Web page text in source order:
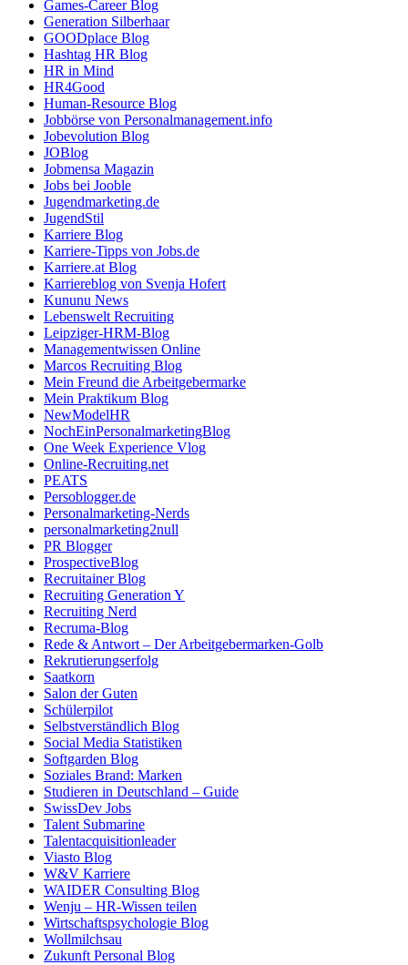
Games-Career Blog
Generation Silberhaar
GOODplace Blog
Hashtag HR Blog
HR in Mind
HR4Good
Human-Resource Blog
Jobbörse von Personalmanagement.info
Jobevolution Blog
JOBlog
Jobmensa Magazin
Jobs bei Jooble
Jugendmarketing.de
JugendStil
Karriere Blog
Karriere-Tipps von Jobs.de
Karriere.at Blog
Karriereblog von Svenja Hofert
Kununu News
Lebenswelt Recruiting
Leipziger-HRM-Blog
Managementwissen Online
Marcos Recruiting Blog
Mein Freund die Arbeitgebermarke
Mein Praktikum Blog
NewModelHR
NochEinPersonalmarketingBlog
One Week Experience Vlog
Online-Recruiting.net
PEATS
Persoblogger.de
Personalmarketing-Nerds
personalmarketing2null
PR Blogger
ProspectiveBlog
Recruitainer Blog
Recruiting Generation Y
Recruiting Nerd
Recruma-Blog
Rede & Antwort – Der Arbeitgebermarken-Golb
Rekrutierungserfolg
Saatkorn
Salon der Guten
Schülerpilot
Selbstverständlich Blog
Social Media Statistiken
Softgarden Blog
Soziales Brand: Marken
Studieren in Deutschland – Guide
SwissDev Jobs
Talent Submarine
Talentacquisitionleader
Viasto Blog
W&V Karriere
WAIDER Consulting Blog
Wenju – HR-Wissen teilen
Wirtschaftspsychologie Blog
Wollmilchsau
Zukunft Personal Blog